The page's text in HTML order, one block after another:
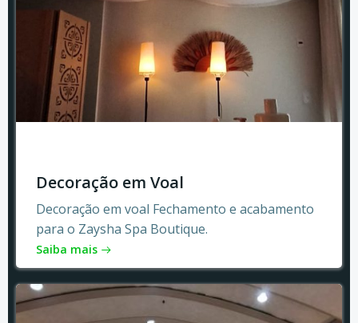
Decoração em Voal
Decoração em voal Fechamento e acabamento
para o Zaysha Spa Boutique.
Saiba mais